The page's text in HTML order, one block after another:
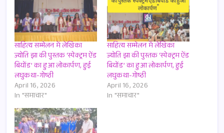
साहित्य सम्मेलन में लेखिका
ज्योति झा की पुस्तक ‘स्पेक्ट्रम ऐंड
बियोंड’ का हुआ लोकार्पण, हुई
लघुकथा-गोष्ठी
April 16, 2026
In "समाचार"
साहित्य सम्मेलन में लेखिका
ज्योति झा की पुस्तक ‘स्पेक्ट्रम ऐंड
बियोंड’ का हुआ लोकार्पण, हुई
लघुकथा-गोष्ठी
April 16, 2026
In "समाचार"